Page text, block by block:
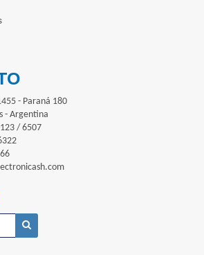
- Paraná 180
- Argentina
/ 6507